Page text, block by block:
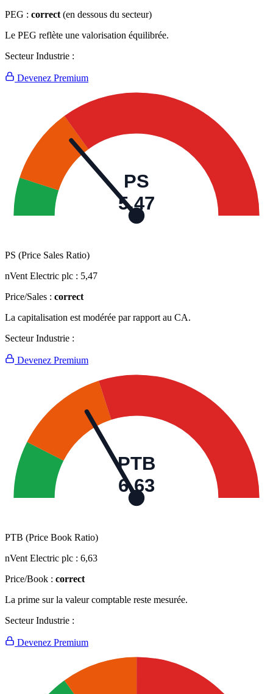
PEG : correct (en dessous du secteur)
Le PEG reflète une valorisation équilibrée.
Secteur Industrie :
Devenez Premium
PS
5,47
PS (Price Sales Ratio)
nVent Electric plc : 5,47
Price/Sales : correct
La capitalisation est modérée par rapport au CA.
Secteur Industrie :
Devenez Premium
PTB
6,63
PTB (Price Book Ratio)
nVent Electric plc : 6,63
Price/Book : correct
La prime sur la valeur comptable reste mesurée.
Secteur Industrie :
Devenez Premium